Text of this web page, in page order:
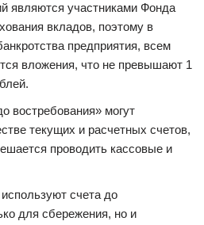
являются участниками Фонда
вкладов, поэтому в
предприятия, всем
вложения, что не превышают 1
востребования» могут
текущих и расчетных счетов,
проводить кассовые и
счета до
для сбережения, но и